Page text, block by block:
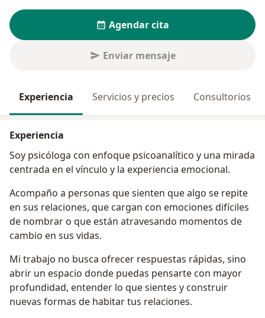
Agendar cita
Enviar mensaje
Experiencia Servicios y precios Consultorios
Experiencia
Soy psicóloga con enfoque psicoanalítico y una mirada
centrada en el vínculo y la experiencia emocional.
Acompaño a personas que sienten que algo se repite
en sus relaciones, que cargan con emociones difíciles
de nombrar o que están atravesando momentos de
cambio en sus vidas.
Mi trabajo no busca ofrecer respuestas rápidas, sino
abrir un espacio donde puedas pensarte con mayor
profundidad, entender lo que sientes y construir
nuevas formas de habitar tus relaciones.